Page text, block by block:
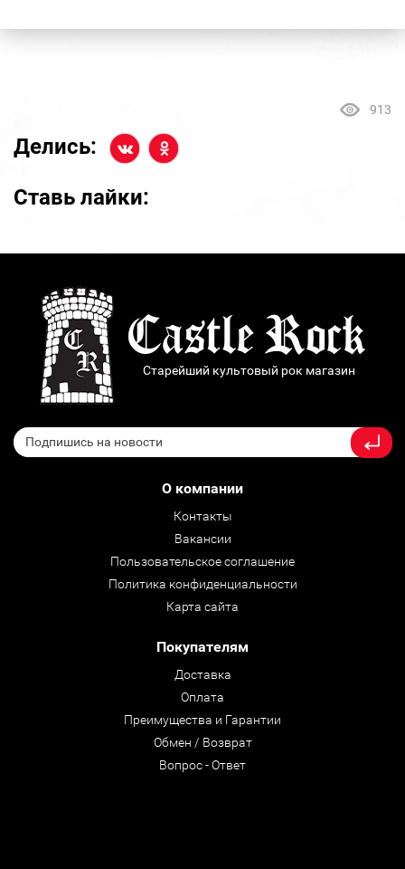
913
Делись:
Ставь лайки:
Старейший культовый рок магазин
О компании
Контакты
Вакансии
Пользовательское соглашение
Политика конфиденциальности
Карта сайта
Покупателям
Доставка
Оплата
Преимущества и Гарантии
Обмен / Возврат
Вопрос - Ответ